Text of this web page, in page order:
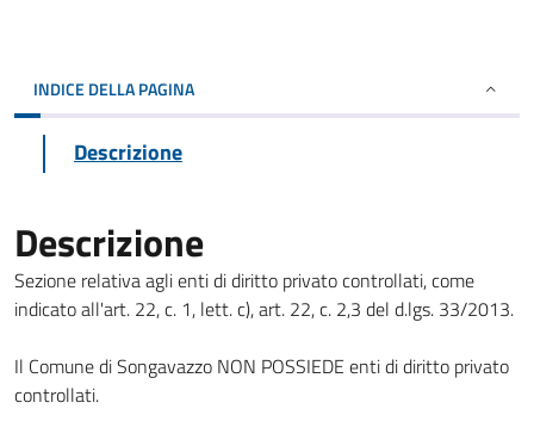
INDICE DELLA PAGINA
Descrizione
Descrizione
Sezione relativa agli enti di diritto privato controllati, come
indicato all'art. 22, c. 1, lett. c), art. 22, c. 2,3 del d.lgs. 33/2013.
Il Comune di Songavazzo NON POSSIEDE enti di diritto privato
controllati.